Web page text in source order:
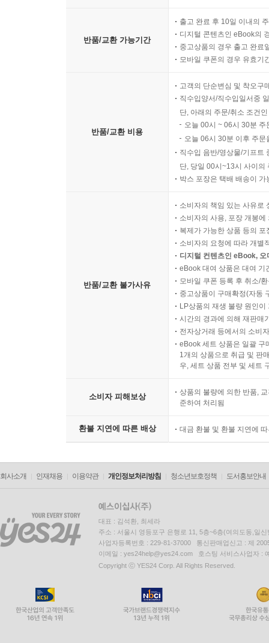
반품/교환 가능기간
출고 완료 후 10일 이내의
디지털 콘텐츠인 eBook의
중고상품의 경우 출고 완료
모바일 쿠폰의 경우 유효기
반품/교환 비용
고객의 단순변심 및 착오구
직수입양서/직수입일서중
단, 아래의 주문/취소 조건
오늘 00시 ~ 06시 30분
오늘 06시 30분 이후 주
직수입 음반/영상물/기프트
단, 당일 00시~13시 사이의
박스 포장은 택배 배송이
반품/교환 불가사유
소비자의 책임 있는 사유로
소비자의 사용, 포장 개봉
복제가 가능한 상품 등의
소비자의 요청에 따라 개별
디지털 컨텐츠인 eBook,
eBook 대여 상품은 대여 기
모바일 쿠폰 등록 후 취소/
중고상품이 구매확정(자동
LP상품의 재생 불량 원인
시간의 경과에 의해 재판매
전자상거래 등에서의 소비
eBook 세트 상품은 일괄 구
1개의 상품으로 취급 및 판
우, 세트 상품 전부 및 세트
소비자 피해보상
상품의 불량에 의한 반품,
준하여 처리됨
환불 지연에 따른 배상 대금 환불 및 환불 지연에
회사소개 인재채용 이용약관 개인정보처리방침 청소년보호정책 도서홍보안내
대표 : 김석환, 최세라
주소 : 서울시 영등포구 은행로 11, 5층~6층(여의도동,일신
사업자등록번호 : 229-81-37000 통신판매업신고 : 제
이메일 : yes24help@yes24.com 호스팅 서비스사업자 :
Copyright ⓒ YES24 Corp. All Rights Reserved.